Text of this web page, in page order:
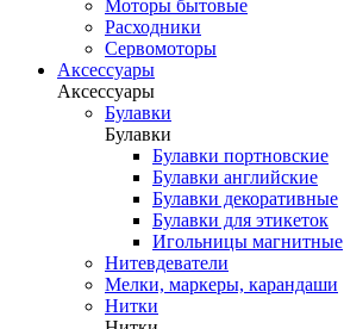
Моторы бытовые
Расходники
Сервомоторы
Аксессуары
Аксессуары
Булавки
Булавки
Булавки портновские
Булавки английские
Булавки декоративные
Булавки для этикеток
Игольницы магнитные
Нитевдеватели
Мелки, маркеры, карандаши
Нитки